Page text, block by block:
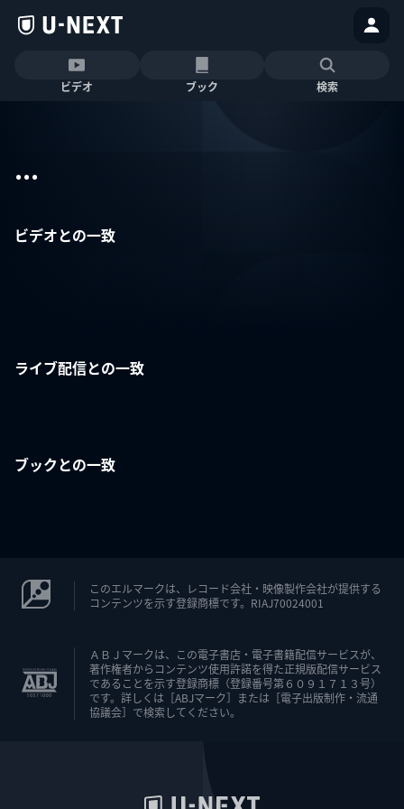
ビデオ ブック 検索
...
ビデオとの一致
ライブ配信との一致
ブックとの一致
このエルマークは、レコード会社・映像製作会社が提供する
コンテンツを示す登録商標です。RIAJ70024001
ＡＢＪマークは、この電子書店・電子書籍配信サービスが、
著作権者からコンテンツ使用許諾を得た正規版配信サービス
であることを示す登録商標（登録番号第６０９１７１３号）
です。詳しくは［ABJマーク］または［電子出版制作・流通
協議会］で検索してください。